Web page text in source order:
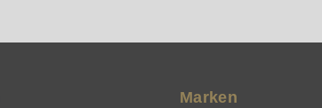
Marken